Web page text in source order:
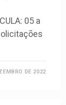
05 a
DE 2022